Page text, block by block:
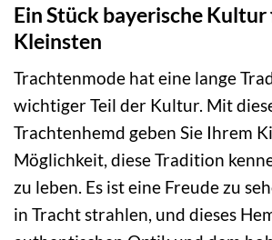
Ein Stück bayerische
Kleinsten
Trachtenmode hat eine lange
wichtiger Teil der Kultur. Mit
Trachtenhemd geben Sie Ihrem
Möglichkeit, diese Tradition
zu leben. Es ist eine Freude zu
in Tracht strahlen, und dieses